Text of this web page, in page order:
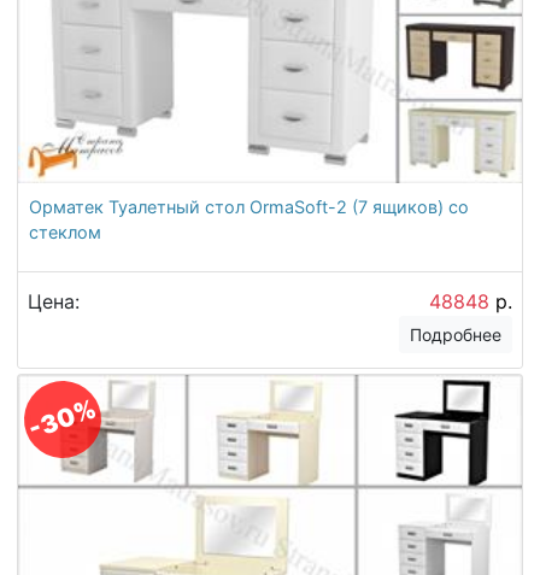
Орматек Туалетный стол OrmaSoft-2 (7 ящиков) со
стеклом
Цена: 48848 р.
Подробнее
-30%